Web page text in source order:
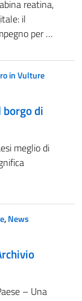
reatina,
il
per …
in Vulture
di
meglio di
,News
– Una